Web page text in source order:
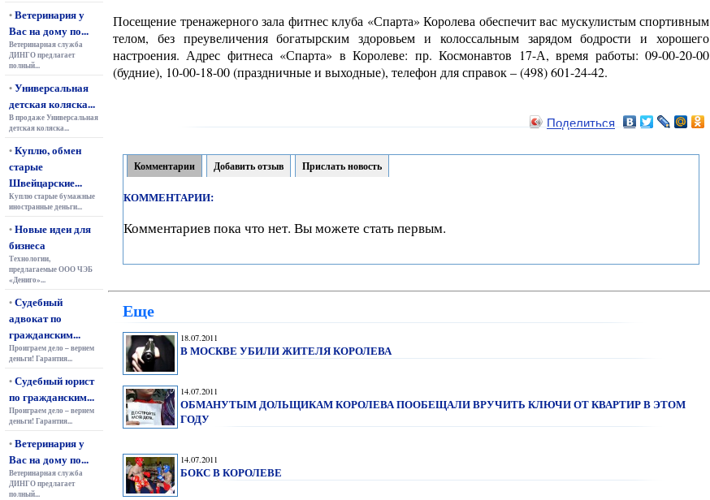
•Ветеринария у
Вас на дому по...
Ветеринарная служба
ДИНГО предлагает
полный...
•Универсальная
детская коляска...
В продаже Универсальная
детская коляска...
•Куплю, обмен
старые
Швейцарские...
Куплю старые бумажные
иностранные деньги...
•Новые идеи для
бизнеса
Технологии,
предлагаемые ООО ЧЭБ
«Дениго»...
•Судебный
адвокат по
гражданским...
Проиграем дело – вернем
деньги! Гарантия...
•Судебный юрист
по гражданским...
Проиграем дело – вернем
деньги! Гарантия...
•Ветеринария у
Вас на дому по...
Ветеринарная служба
ДИНГО предлагает
полный...
Посещение тренажерного зала фитнес клуба «Спарта» Королева обеспечит вас мускулистым спортивным
телом, без преувеличения богатырским здоровьем и колоссальным зарядом бодрости и хорошего
настроения. Адрес фитнеса «Спарта» в Королеве: пр. Космонавтов 17-А, время работы: 09-00-20-00
(будние), 10-00-18-00 (праздничные и выходные), телефон для справок – (498) 601-24-42.
Поделиться
Комментарии Добавить отзыв Прислать новость
КОММЕНТАРИИ:
Комментариев пока что нет. Вы можете стать первым.
Еще
18.07.2011
В МОСКВЕ УБИЛИ ЖИТЕЛЯ КОРОЛЕВА
14.07.2011
ОБМАНУТЫМ ДОЛЬЩИКАМ КОРОЛЕВА ПООБЕЩАЛИ ВРУЧИТЬ КЛЮЧИ ОТ КВАРТИР В ЭТОМ
ГОДУ
14.07.2011
БОКС В КОРОЛЕВЕ